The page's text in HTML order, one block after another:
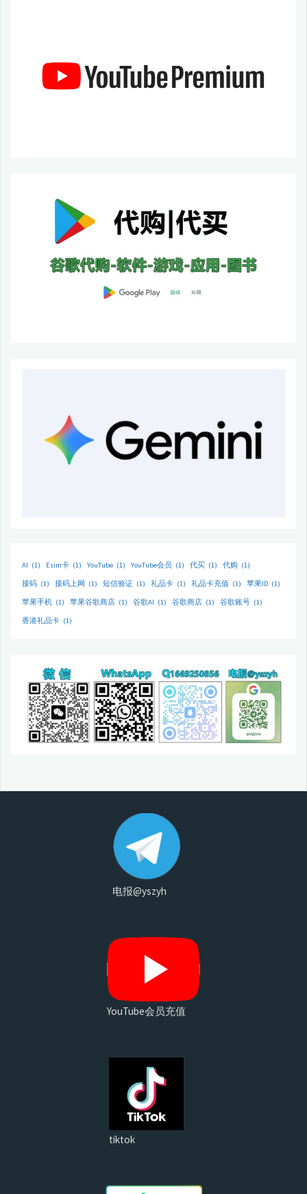
11
型
机"
AI (1) Esim卡 (1) YouTube (1) YouTube会员 (1) 代买 (1) 代购 (1)
接码 (1) 接码上网 (1) 短信验证 (1) 礼品卡 (1) 礼品卡充值 (1) 苹果ID (1)
苹果手机 (1) 苹果谷歌商店 (1) 谷歌AI (1) 谷歌商店 (1) 谷歌账号 (1)
香港礼品卡 (1)
电报@yszyh
YouTube会员充值
tiktok